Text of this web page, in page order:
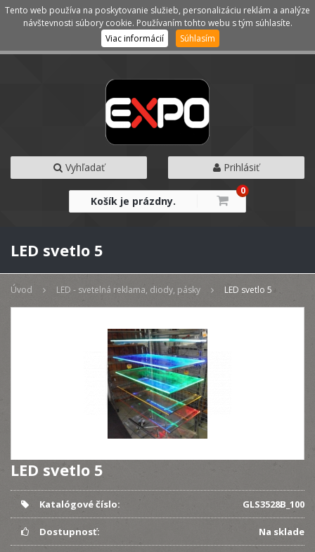
Kategórie Menu
Vyhľadať Prihlásiť
Košík je prázdny.
0
LED svetlo 5
Úvod LED - svetelná reklama, diody, pásky LED svetlo 5
LED svetlo 5
Katalógové číslo: GLS3528B_100
Dostupnosť: Na sklade
Tento web používa na poskytovanie služieb, personalizáciu reklám a analýze
návštevnosti súbory cookie. Používaním tohto webu s tým súhlasíte.
Viac informácií
Súhlasím